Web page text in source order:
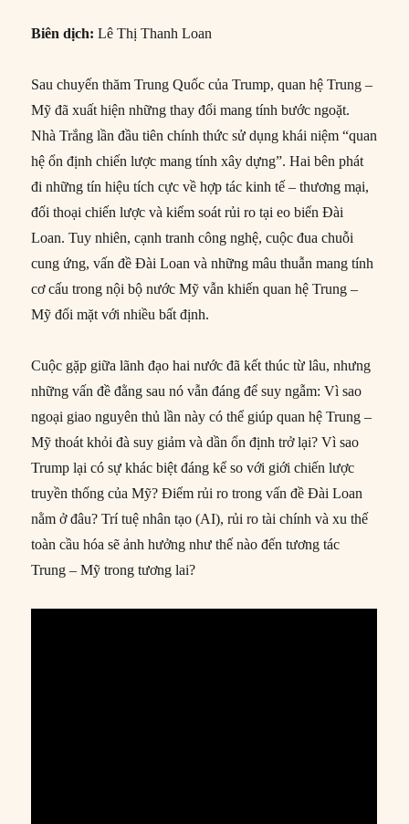
Biên dịch:Lê Thị Thanh Loan
Sau chuyến thăm Trung Quốc của Trump, quan hệ Trung –
Mỹ đã xuất hiện những thay đổi mang tính bước ngoặt.
Nhà Trắng lần đầu tiên chính thức sử dụng khái niệm “quan
hệ ổn định chiến lược mang tính xây dựng”. Hai bên phát
đi những tín hiệu tích cực về hợp tác kinh tế – thương mại,
đối thoại chiến lược và kiểm soát rủi ro tại eo biển Đài
Loan. Tuy nhiên, cạnh tranh công nghệ, cuộc đua chuỗi
cung ứng, vấn đề Đài Loan và những mâu thuẫn mang tính
cơ cấu trong nội bộ nước Mỹ vẫn khiến quan hệ Trung –
Mỹ đối mặt với nhiều bất định.
Cuộc gặp giữa lãnh đạo hai nước đã kết thúc từ lâu, nhưng
những vấn đề đằng sau nó vẫn đáng để suy ngẫm: Vì sao
ngoại giao nguyên thủ lần này có thể giúp quan hệ Trung –
Mỹ thoát khỏi đà suy giảm và dần ổn định trở lại? Vì sao
Trump lại có sự khác biệt đáng kể so với giới chiến lược
truyền thống của Mỹ? Điểm rủi ro trong vấn đề Đài Loan
nằm ở đâu? Trí tuệ nhân tạo (AI), rủi ro tài chính và xu thế
toàn cầu hóa sẽ ảnh hưởng như thế nào đến tương tác
Trung – Mỹ trong tương lai?